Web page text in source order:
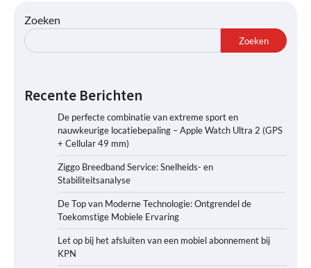
Zoeken
Zoeken
Recente Berichten
De perfecte combinatie van extreme sport en
nauwkeurige locatiebepaling – Apple Watch Ultra 2 (GPS
+ Cellular 49 mm)
Ziggo Breedband Service: Snelheids- en
Stabiliteitsanalyse
De Top van Moderne Technologie: Ontgrendel de
Toekomstige Mobiele Ervaring
Let op bij het afsluiten van een mobiel abonnement bij
KPN